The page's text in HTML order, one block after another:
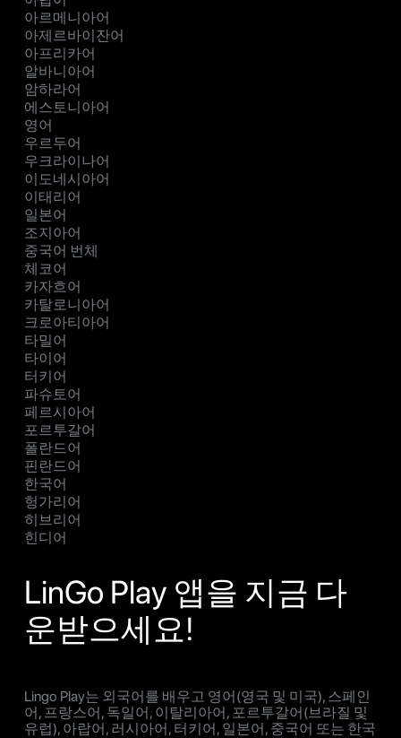
아르메니아어
아제르바이잔어
아프리카어
알바니아어
암하라어
에스토니아어
영어
우르두어
우크라이나어
이도네시아어
이태리어
일본어
조지아어
중국어 번체
체코어
카자흐어
카탈로니아어
크로아티아어
타밀어
타이어
터키어
파슈토어
페르시아어
포르투갈어
폴란드어
핀란드어
한국어
헝가리어
히브리어
힌디어
LinGo Play 앱을 지금 다
운받으세요!
Lingo Play는 외국어를 배우고 영어(영국 및 미국), 스페인
어, 프랑스어, 독일어, 이탈리아어, 포르투갈어(브라질 및
유럽), 아랍어, 러시아어, 터키어, 일본어, 중국어 또는 한국